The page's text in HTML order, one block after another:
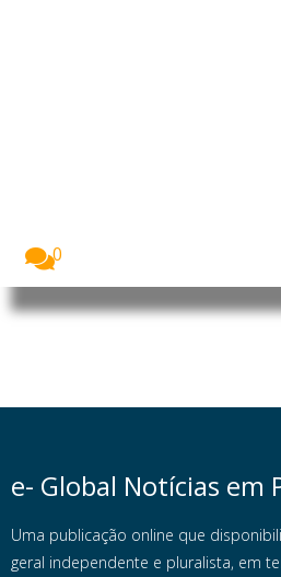
0
e- Global Notícias em
Uma publicação online que
geral independente e pluralista, em